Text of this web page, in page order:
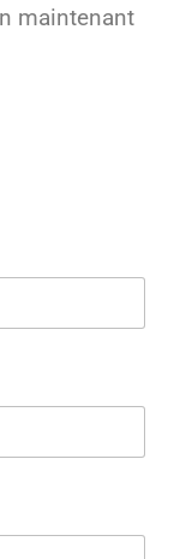
maintenant